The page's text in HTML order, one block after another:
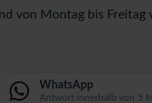
von Montag bis Freitag
WhatsApp
Antwort innerhalb von 5